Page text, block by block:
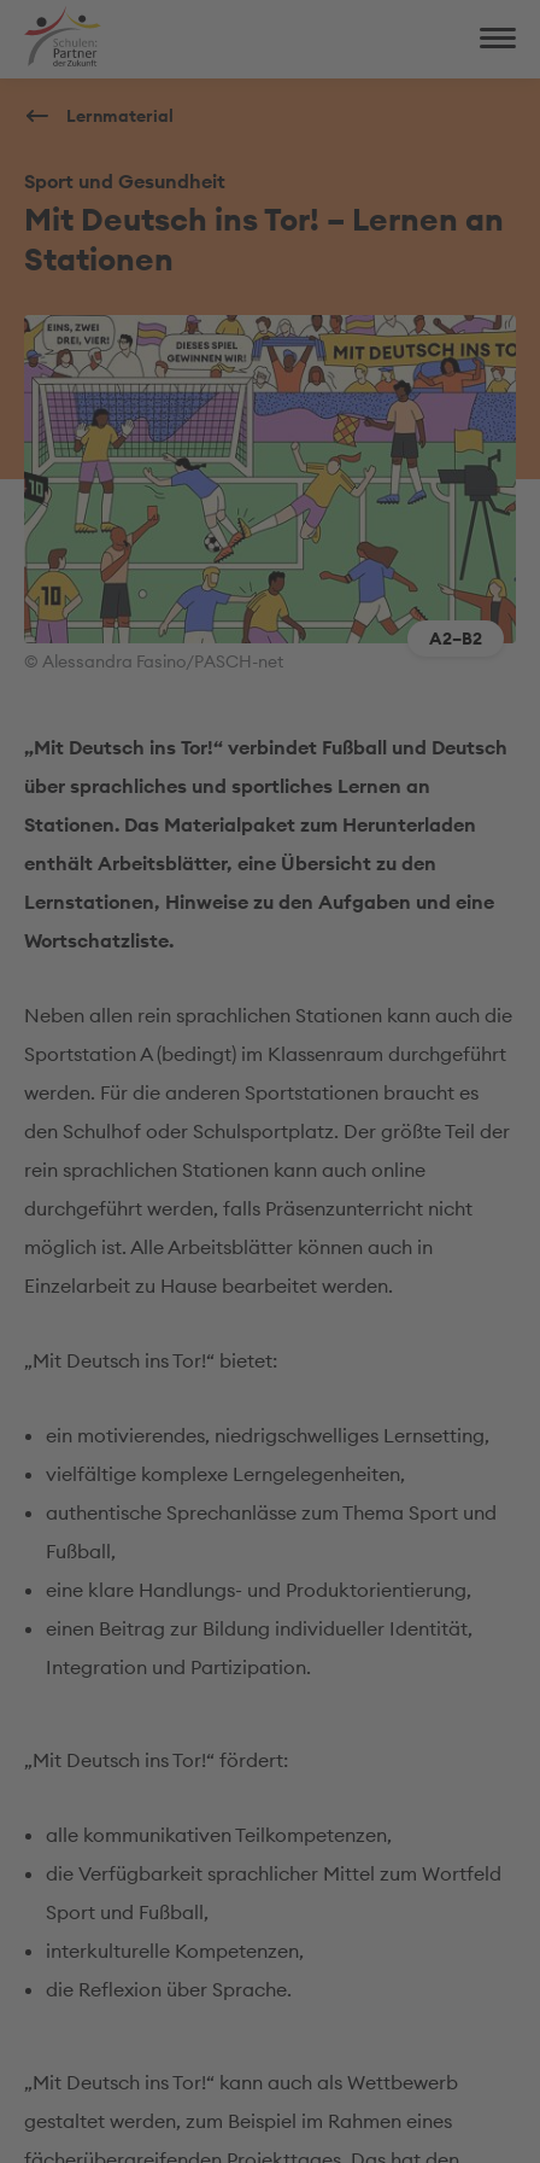
Lernmaterial
Sport und Gesundheit
Mit Deutsch ins Tor! – Lernen an
Stationen
A2–B2
© Alessandra Fasino/PASCH-net
„Mit Deutsch ins Tor!“ verbindet Fußball und Deutsch
über sprachliches und sportliches Lernen an
Stationen. Das Materialpaket zum Herunterladen
enthält Arbeitsblätter, eine Übersicht zu den
Lernstationen, Hinweise zu den Aufgaben und eine
Wortschatzliste.
Neben allen rein sprachlichen Stationen kann auch die
Sportstation A (bedingt) im Klassenraum durchgeführt
werden. Für die anderen Sportstationen braucht es
den Schulhof oder Schulsportplatz. Der größte Teil der
rein sprachlichen Stationen kann auch online
durchgeführt werden, falls Präsenzunterricht nicht
möglich ist. Alle Arbeitsblätter können auch in
Einzelarbeit zu Hause bearbeitet werden.
„Mit Deutsch ins Tor!“ bietet:
ein motivierendes, niedrigschwelliges Lernsetting,
vielfältige komplexe Lerngelegenheiten,
authentische Sprechanlässe zum Thema Sport und
Fußball,
eine klare Handlungs- und Produktorientierung,
einen Beitrag zur Bildung individueller Identität,
Integration und Partizipation.
„Mit Deutsch ins Tor!“ fördert:
alle kommunikativen Teilkompetenzen,
die Verfügbarkeit sprachlicher Mittel zum Wortfeld
Sport und Fußball,
interkulturelle Kompetenzen,
die Reflexion über Sprache.
„Mit Deutsch ins Tor!“ kann auch als Wettbewerb
gestaltet werden, zum Beispiel im Rahmen eines